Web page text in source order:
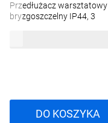
Przedłużacz warsztatowy
bryzgoszczelny IP44, 3
DO KOSZYKA